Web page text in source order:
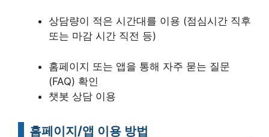
상담량이 적은 시간대를 이용 (점심시간 직후
또는 마감 시간 직전 등)
홈페이지 또는 앱을 통해 자주 묻는 질문
(FAQ) 확인
챗봇 상담 이용
홈페이지/앱 이용 방법